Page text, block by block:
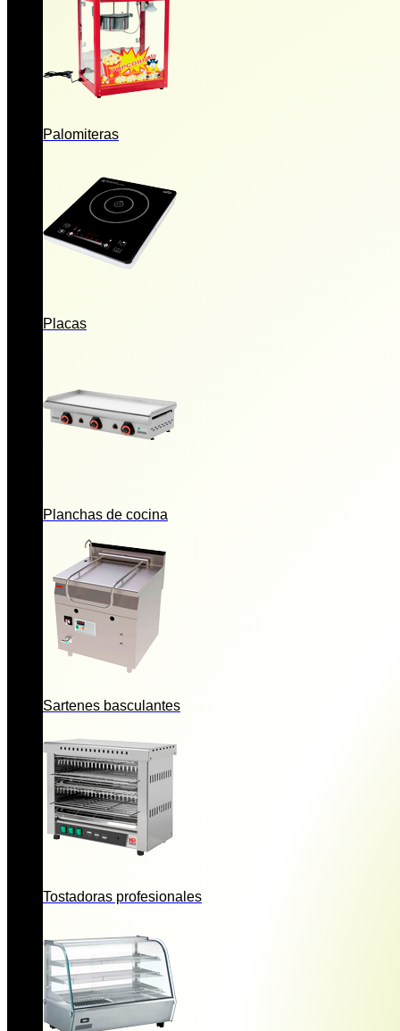
Palomiteras
Placas
Planchas de cocina
Sartenes basculantes
Tostadoras profesionales